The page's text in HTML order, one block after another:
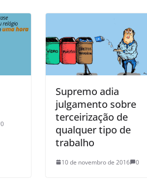
0
Supremo adia
julgamento sobre
terceirização de
qualquer tipo de
trabalho
10 de novembro de 2016 0